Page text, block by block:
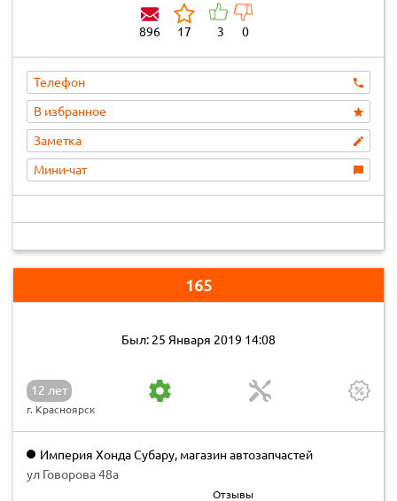
896 17 3 0
Телефон
В избранное
Заметка
Мини-чат
165
Был: 25 Января 2019 14:08
12 лет
г. Красноярск
Империя Хонда Субару, магазин автозапчастей
ул Говорова 48а
Отзывы